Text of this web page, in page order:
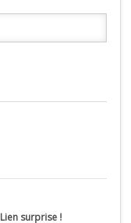
Lien surprise !